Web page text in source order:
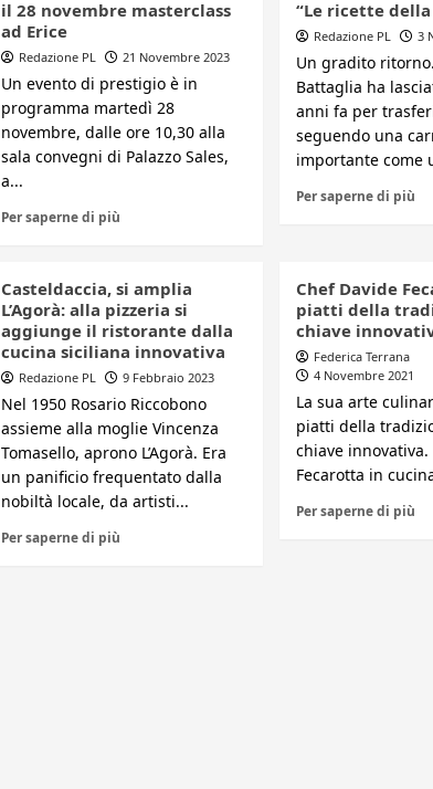
il 28 novembre masterclass
ad Erice
Redazione PL 21 Novembre 2023
Un evento di prestigio è in
programma martedì 28
novembre, dalle ore 10,30 alla
sala convegni di Palazzo Sales,
a...
Per saperne di più
“Le ricette
Redazione PL 3
Un gradito
Battaglia ha
anni fa per
seguendo una
importante come
Per saperne di più
Casteldaccia, si amplia
L’Agorà: alla pizzeria si
aggiunge il ristorante dalla
cucina siciliana innovativa
Redazione PL 9 Febbraio 2023
Nel 1950 Rosario Riccobono
assieme alla moglie Vincenza
Tomasello, aprono L’Agorà. Era
un panificio frequentato dalla
nobiltà locale, da artisti...
Per saperne di più
Chef Davide
piatti della
chiave
Federica Terrana
4 Novembre 2021
La sua arte
piatti della
chiave innovativa.
Fecarotta in
Per saperne di più